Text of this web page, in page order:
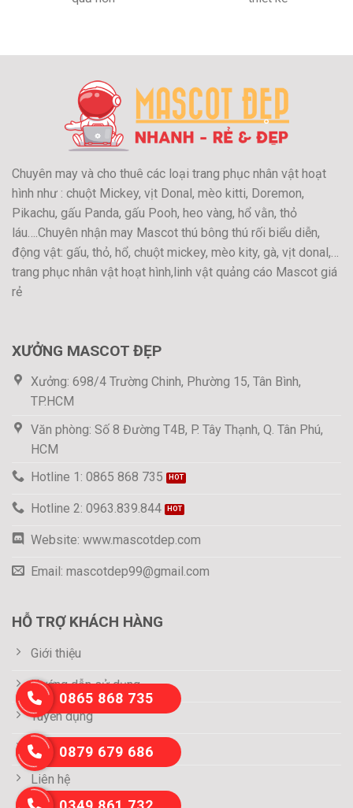
Chuyên may và cho thuê các loại trang phục nhân vật hoạt
hình như : chuột Mickey, vịt Donal, mèo kitti, Doremon,
Pikachu, gấu Panda, gấu Pooh, heo vàng, hổ vằn, thỏ
láu….Chuyên nhận may Mascot thú bông thú rối biểu diễn,
động vật: gấu, thỏ, hổ, chuột mickey, mèo kity, gà, vịt donal,…
trang phục nhân vật hoạt hình,linh vật quảng cáo Mascot giá
rẻ
XƯỞNG MASCOT ĐẸP
Xưởng: 698/4 Trường Chinh, Phường 15, Tân Bình,
TP.HCM
Văn phòng: Số 8 Đường T4B, P. Tây Thạnh, Q. Tân Phú,
HCM
Hotline 1: 0865 868 735
Hotline 2: 0963.839.844
Website: www.mascotdep.com
Email: mascotdep99@gmail.com
HỖ TRỢ KHÁCH HÀNG
Giới thiệu
Hướng dẫn sử dụng
Tuyển dụng
Thông tin thanh toán
Liên hệ
0865 868 735
0879 679 686